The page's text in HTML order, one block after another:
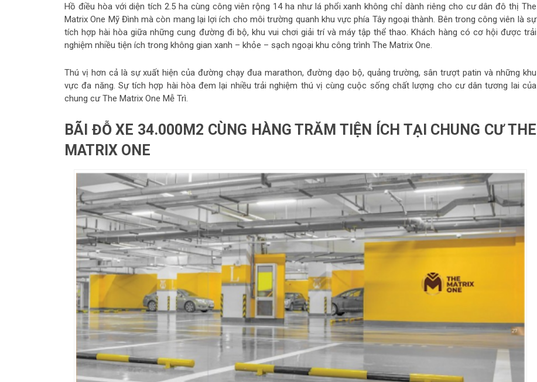
Hồ điều hòa với diện tích 2.5 ha cùng công viên rộng 14 ha như lá phổi xanh không chỉ dành riêng cho cư dân đô thị The
Matrix One Mỹ Đình mà còn mang lại lợi ích cho môi trường quanh khu vực phía Tây ngoại thành. Bên trong công viên là sự
tích hợp hài hòa giữa những cung đường đi bộ, khu vui chơi giải trí và máy tập thể thao. Khách hàng có cơ hội được trải
nghiệm nhiều tiện ích trong không gian xanh – khỏe – sạch ngoại khu công trình The Matrix One.
Thú vị hơn cả là sự xuất hiện của đường chạy đua marathon, đường dạo bộ, quảng trường, sân trượt patin và những khu
vực đa năng. Sự tích hợp hài hòa đem lại nhiều trải nghiệm thú vị cùng cuộc sống chất lượng cho cư dân tương lai của
chung cư The Matrix One Mễ Trì.
BÃI ĐỖ XE 34.000M2 CÙNG HÀNG TRĂM TIỆN ÍCH TẠI CHUNG CƯ THE
MATRIX ONE